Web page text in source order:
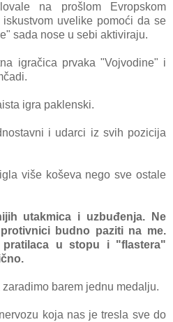
na prošlom Evropskom
uvelike pomoći da se
sada nose u sebi aktiviraju.
igračica prvaka "Vojvodine" i
igra paklenski.
i udarci iz svih pozicija
više koševa nego sve ostale
utakmica i uzbuđenja. Ne
budno paziti na me.
pratilaca u stopu i "flastera"
barem jednu medalju.
koja nas je tresla sve do